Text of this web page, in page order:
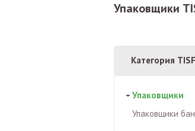
Упаковщики
Категория TISF
Упаковщики
Упаковщики